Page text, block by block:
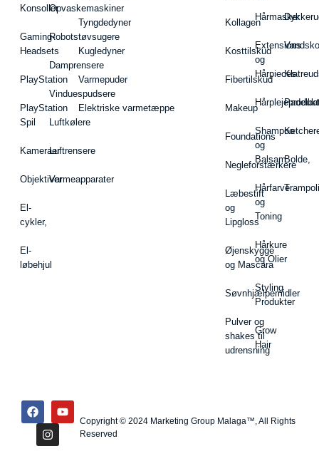
Konsoller
Gaming-
Headsets
PlayStation
PlayStation
Spil
Kameraer
Objektiver
El-
cykler,
El-
løbehjul
Opvaskemaskiner
Robotstøvsugere
Damprensere
Vinduespudsere
Luftkølere
Luftrensere
Varmeapparater
Tyngdedyner
Kugledyner
Varmepuder
Elektriske varmetæppe
Kollagen
Kosttilskud
Fibertilskud
Makeup
Foundations
Negleforstærkere
Læbestift
og
Lipgloss
Øjenskygge
og Mascara
Søvnhjælpemidler
Pulver og
shakes til
udrensning
Hårmasker
Extensions
og
Hårpieces
Shampoo
og
Balsam
Hårfarve
og
Toning
Hårkure
og Olier
Styling
Produkter
Grow
Hair
Vandsko
Bolde,
Copyright © 2024 Marketing Group Malaga™, All Rights
Reserved